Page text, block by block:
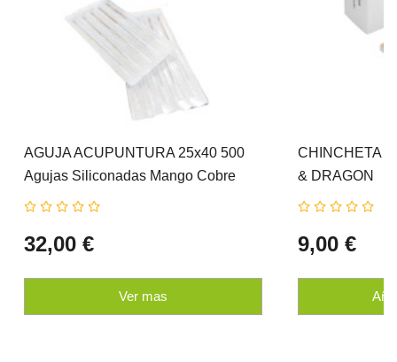
AGUJA ACUPUNTURA 25x40 500
Agujas Siliconadas Mango Cobre
CLOUD & DRAGON
32,00 €
Ver mas
CHINCHETA
& DRAGON
9,00 €